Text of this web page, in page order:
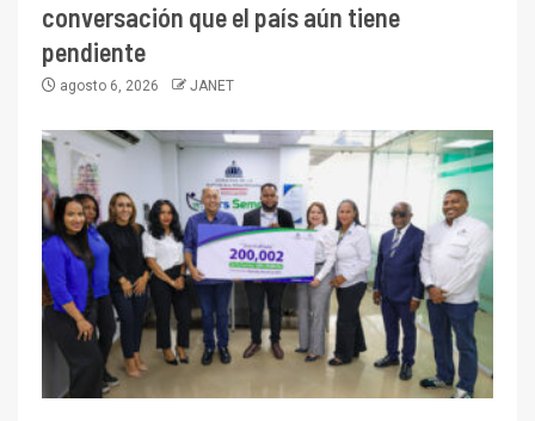
conversación que el país aún tiene
pendiente
agosto 6, 2026 JANET